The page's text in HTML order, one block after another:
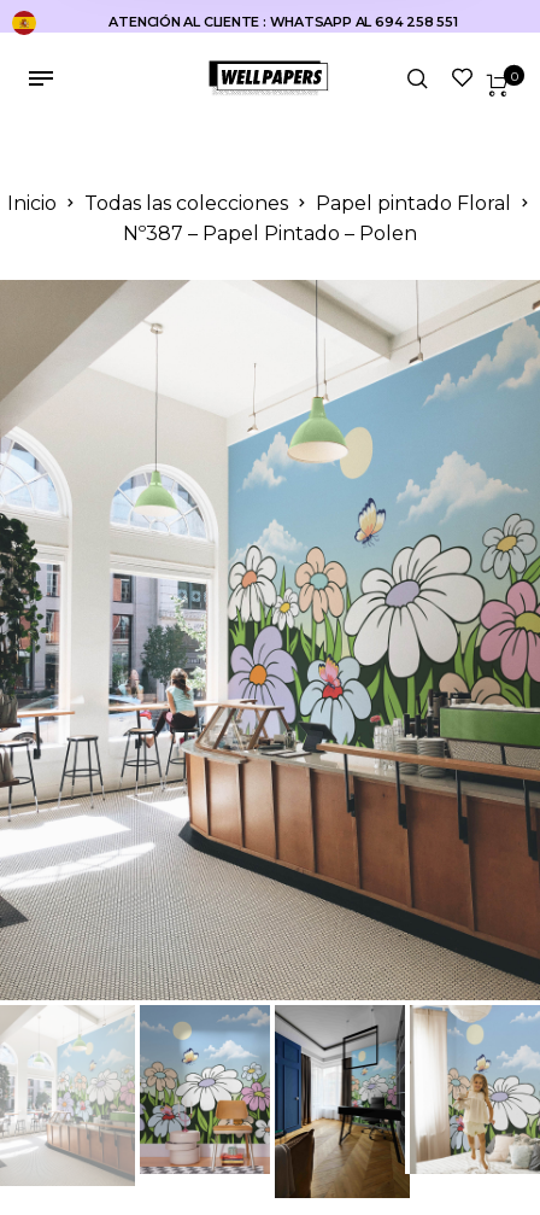
ATENCIÓN AL CLIENTE : WHATSAPP AL 694 258 551
0
Inicio Todas las colecciones
Papel pintado Floral
Nº387 – Papel Pintado – Polen